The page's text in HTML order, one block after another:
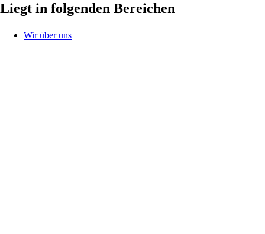
Liegt in folgenden Bereichen
Wir über uns